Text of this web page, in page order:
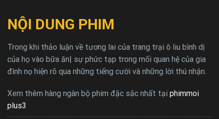
NỘI DUNG PHIM
Trong khi thảo luận về tương lai của trang trại ô liu bình dị
của họ vào bữa ăn| sự phức tạp trong mối quan hệ của gia
đình nọ hiện rõ qua những tiếng cười và những lời thú nhận.
Xem thêm hàng ngàn bộ phim đặc sắc nhất tại phimmoi
plus3